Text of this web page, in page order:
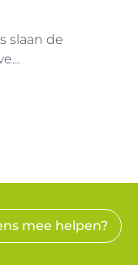
slaan de
de
corporatie
mee helpen?